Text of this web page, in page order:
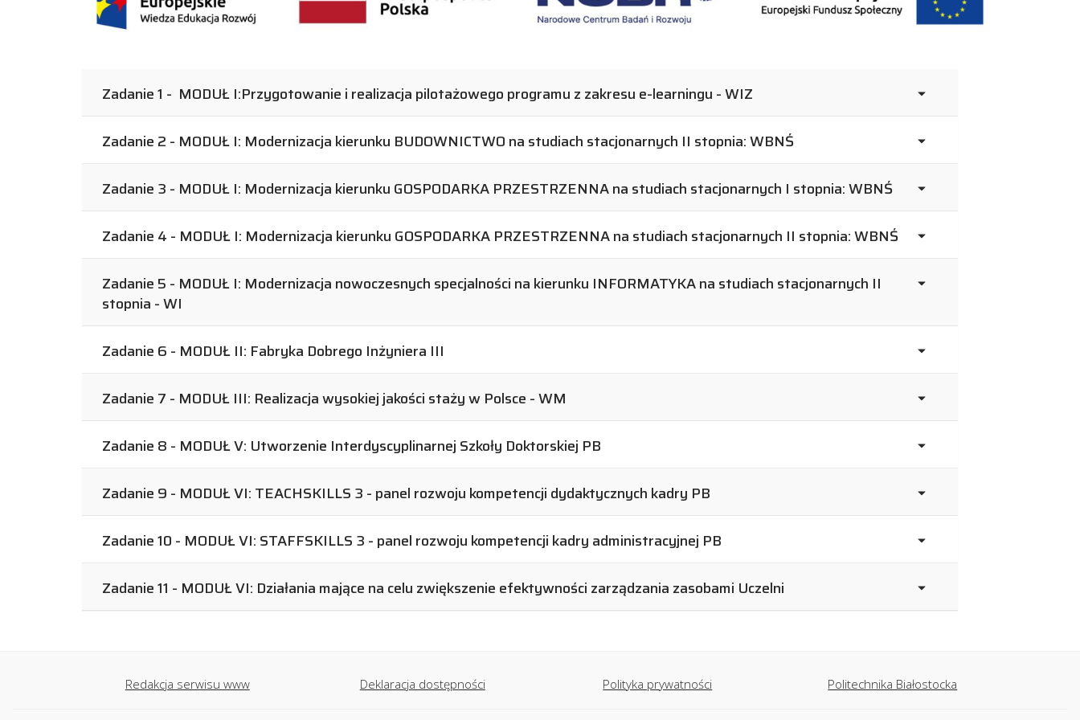
Zadanie 1 - MODUŁ I:Przygotowanie i realizacja pilotażowego programu z zakresu e-learningu - WIZ
Zadanie 2 - MODUŁ I: Modernizacja kierunku BUDOWNICTWO na studiach stacjonarnych II stopnia: WBNŚ
Zadanie 3 - MODUŁ I: Modernizacja kierunku GOSPODARKA PRZESTRZENNA na studiach stacjonarnych I stopnia: WBNŚ
Zadanie 4 - MODUŁ I: Modernizacja kierunku GOSPODARKA PRZESTRZENNA na studiach stacjonarnych II stopnia: WBNŚ
Zadanie 5 - MODUŁ I: Modernizacja nowoczesnych specjalności na kierunku INFORMATYKA na studiach stacjonarnych II
stopnia - WI
Zadanie 6 - MODUŁ II: Fabryka Dobrego Inżyniera III
Zadanie 7 - MODUŁ III: Realizacja wysokiej jakości staży w Polsce - WM
Zadanie 8 - MODUŁ V: Utworzenie Interdyscyplinarnej Szkoły Doktorskiej PB
Zadanie 9 - MODUŁ VI: TEACHSKILLS 3 - panel rozwoju kompetencji dydaktycznych kadry PB
Zadanie 10 - MODUŁ VI: STAFFSKILLS 3 - panel rozwoju kompetencji kadry administracyjnej PB
Zadanie 11 - MODUŁ VI: Działania mające na celu zwiększenie efektywności zarządzania zasobami Uczelni
Redakcja serwisu www Deklaracja dostępności Polityka prywatności Politechnika Białostocka